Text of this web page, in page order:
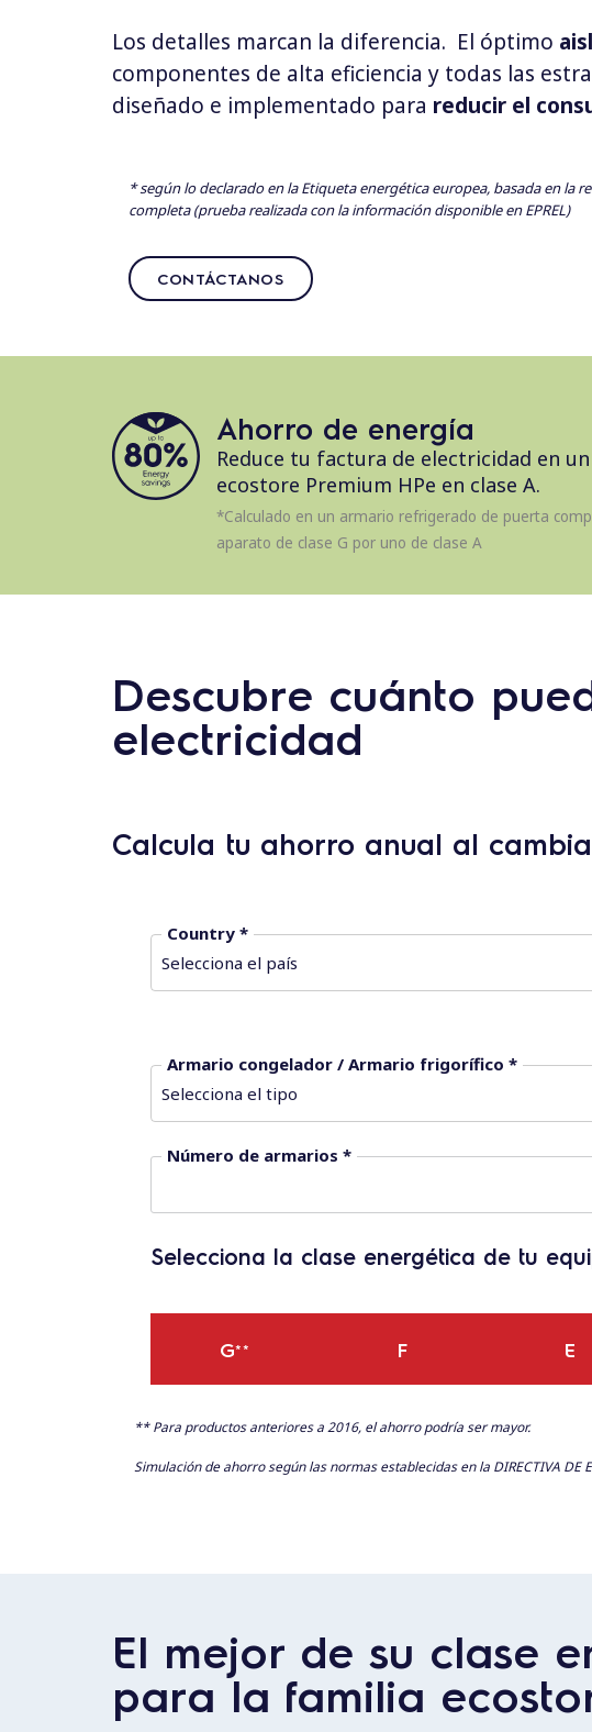
Los detalles marcan la diferencia. El óptimo
componentes de alta eficiencia y todas las
diseñado e implementado para reducir el
* según lo declarado en la Etiqueta energética europea, basada en la
completa (prueba realizada con la información disponible en EPREL)
CONTÁCTANOS
Ahorro de energía
Reduce tu factura de electricidad en
ecostore Premium HPe en clase A.
*Calculado en un armario refrigerado de puerta
aparato de clase G por uno de clase A
Descubre cuánto
electricidad
Calcula tu ahorro anual al
Country *
Armario congelador / Armario frigorífico *
Número de armarios *
Selecciona la clase energética de tu
G** F E
** Para productos anteriores a 2016, el ahorro podría ser mayor.
Simulación de ahorro según las normas establecidas en la DIRECTIVA
El mejor de su clase
para la familia